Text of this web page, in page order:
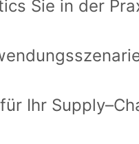
Sie in der
IhrSupply–